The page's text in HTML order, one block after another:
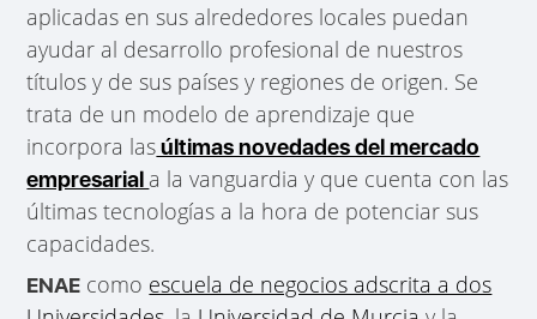
aplicadas en sus alrededores locales puedan
ayudar al desarrollo profesional de nuestros
títulos y de sus países y regiones de origen. Se
trata de un modelo de aprendizaje que
incorpora lasúltimas novedades del mercado
empresarial a la vanguardia y que cuenta con las
últimas tecnologías a la hora de potenciar sus
capacidades.
ENAE como escuela de negocios adscrita a dos